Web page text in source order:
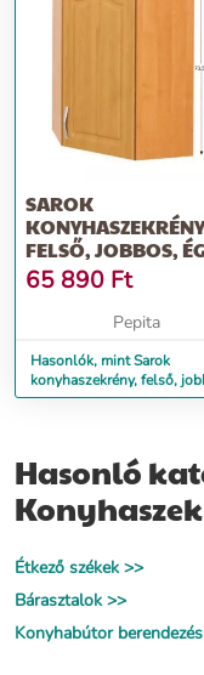
SAROK
FELSŐ, JOBBOS,
LORA MDF NEW
KLASIK W6...
65 890 Ft
Pepita
Hasonlók, mint Sarok
konyhaszekrény, felső,
éger, LORA MDF NEW
Hasonló
Étkező székek >>
Bárasztalok >>
Konyhabútor